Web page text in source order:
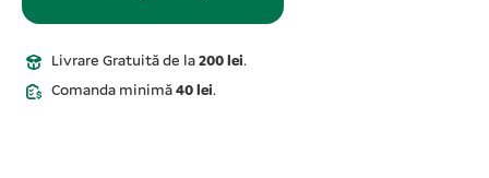
Livrare Gratuită de la 200 lei.
Comanda minimă 40 lei.